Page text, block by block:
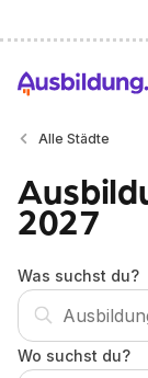
Alle Städte
2027
Was suchst du?
Wo suchst du?